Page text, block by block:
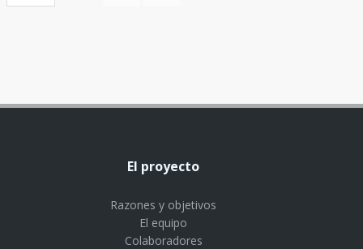
El proyecto
Razones y objetivos
El equipo
Colaboradores